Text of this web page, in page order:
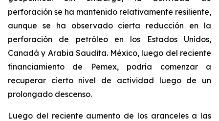
perforación se ha mantenido relativamente resiliente,
aunque se ha observado cierta reducción en la
perforación de petróleo en los Estados Unidos,
Canadá y Arabia Saudita. México, luego del reciente
financiamiento de Pemex, podría comenzar a
recuperar cierto nivel de actividad luego de un
prolongado descenso.
Luego del reciente aumento de los aranceles a las